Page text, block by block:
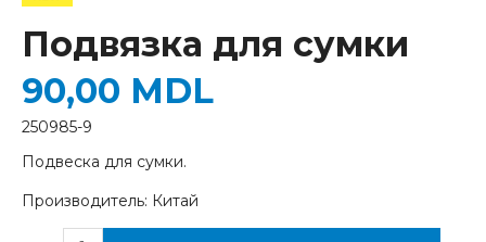
Подвязка для сумки
Подвеска для сумки.
Производитель: Китай
90,00 MDL
250985-9